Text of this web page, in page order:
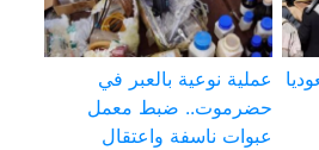
عملية نوعية بالعبر في
حضرموت.. ضبط معمل
عبوات ناسفة واعتقال